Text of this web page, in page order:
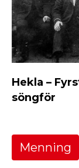
Hekla –
söngför
Menning